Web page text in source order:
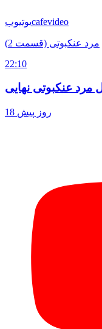
یوتیوبcafevideo
مرد عنکبوتی (قسمت 2)
22:10
18 روز پیش